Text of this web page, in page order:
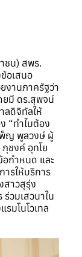
ชน) สพร.
อเสนอ
งานภาครัฐว่า
ยมี ดร.สุพจน์
ลดิจิทัลให้
“ทำไมต้อง
พ็ญ พูลวงษ์ ผู้
ชงค์ อุทโย
อกำหนด และ
รให้บริการ
สาวสุรุ่ง
วมเสวนาใน
มโนโวเทล